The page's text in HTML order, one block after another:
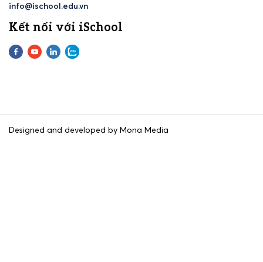
info@ischool.edu.vn
Kết nối với iSchool
Designed and developed by Mona Media